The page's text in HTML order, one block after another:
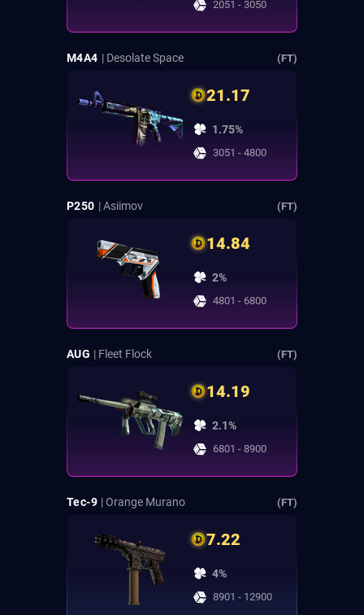
2051 - 3050
M4A4 | Desolate Space (FT)
21.17
1.75%
3051 - 4800
P250 | Asiimov (FT)
14.84
2%
4801 - 6800
AUG | Fleet Flock (FT)
14.19
2.1%
6801 - 8900
Tec-9 | Orange Murano (FT)
7.22
4%
8901 - 12900